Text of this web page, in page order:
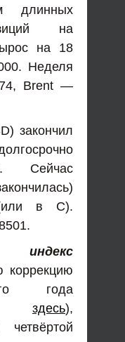
длинных
на
на 18
Неделя
Brent —
закончил
Сейчас
в С).
коррекцию
года
здесь),